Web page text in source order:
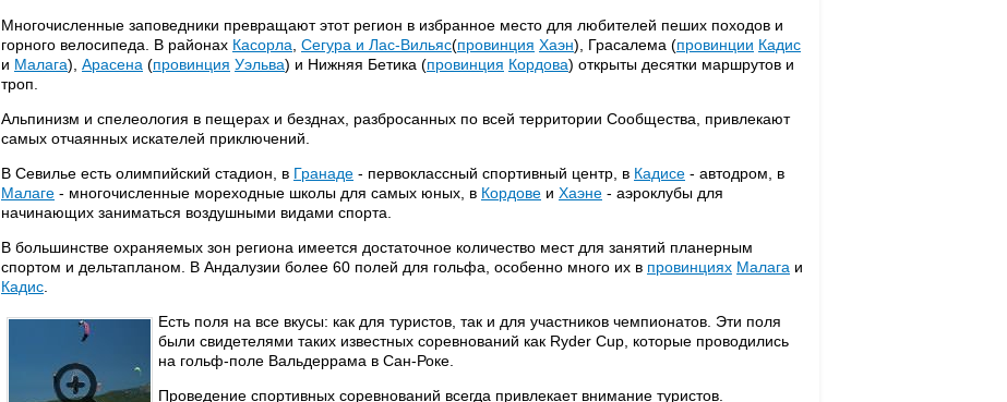
Многочисленные заповедники превращают этот регион в избранное место для любителей пеших походов и
горного велосипеда. В районах Касорла Сегура и Лас-Вильяс(провинция Хаэн), Грасалема (провинции Кадис
и Малага), Арасена (провинция Уэльва) и Нижняя Бетика (провинция Кордова) открыты десятки маршрутов и
троп.
Альпинизм и спелеология в пещерах и безднах, разбросанных по всей территории Сообщества, привлекают
самых отчаянных искателей приключений.
В Севилье есть олимпийский стадион, в Гранаде - первоклассный спортивный центр, в Кадисе - автодром, в
Малаге - многочисленные мореходные школы для самых юных, в Кордове и Хаэне - аэроклубы для
начинающих заниматься воздушными видами спорта.
В большинстве охраняемых зон региона имеется достаточное количество мест для занятий планерным
спортом и дельтапланом. В Андалузии более 60 полей для гольфа, особенно много их в провинциях Малага и
Кадис
Есть поля на все вкусы: как для туристов, так и для участников чемпионатов. Эти поля
были свидетелями таких известных соревнований как Ryder Cup, которые проводились
на гольф-поле Вальдеррама в Сан-Роке.
Проведение спортивных соревнований всегда привлекает внимание туристов.